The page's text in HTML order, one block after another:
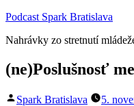
Prejsť
obsah
Podcast Spark Bratislava
Nahrávky zo stretnutí
(ne)Poslušnosť
Publikoval
Spark Bratislava 5.